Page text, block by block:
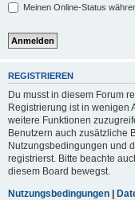
Meinen Online-Status
REGISTRIEREN
Du musst in diesem Forum
Registrierung ist in wenigen
weitere Funktionen
Benutzern auch zusätzliche
Nutzungsbedingungen und
registrierst. Bitte beachte
diesem Board bewegst.
Nutzungsbedingungen |